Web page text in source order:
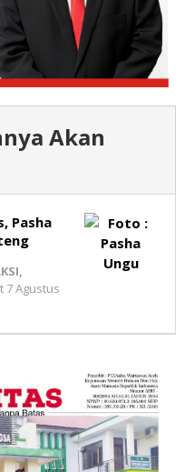
Akan
Pasha
,
7 Agustus